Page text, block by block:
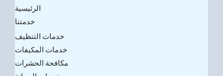
الرئيسية
خدمتنا
خدمات التنظيف
خدمات المكيفات
مكافحة الحشرات